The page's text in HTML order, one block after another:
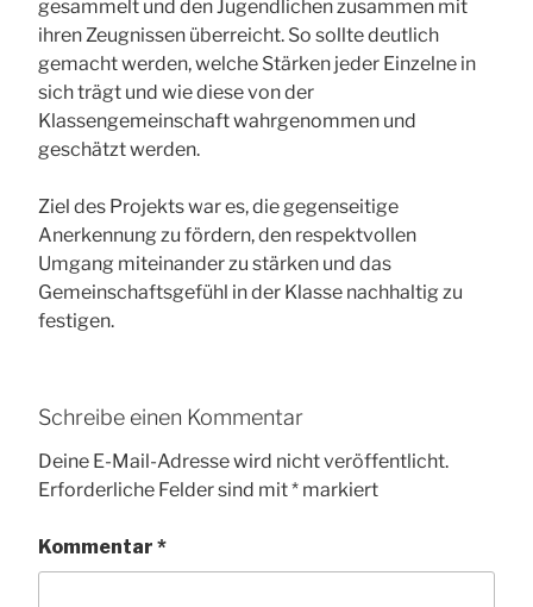
gesammelt und den Jugendlichen zusammen mit
ihren Zeugnissen überreicht. So sollte deutlich
gemacht werden, welche Stärken jeder Einzelne in
sich trägt und wie diese von der
Klassengemeinschaft wahrgenommen und
geschätzt werden.
Ziel des Projekts war es, die gegenseitige
Anerkennung zu fördern, den respektvollen
Umgang miteinander zu stärken und das
Gemeinschaftsgefühl in der Klasse nachhaltig zu
festigen.
Schreibe einen Kommentar
Deine E-Mail-Adresse wird nicht veröffentlicht.
Erforderliche Felder sind mit* markiert
Kommentar *